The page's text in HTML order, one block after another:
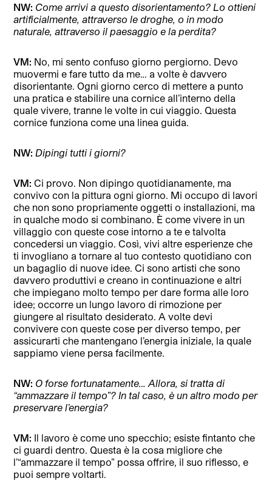
NW: Come arrivi a questo disorientamento? Lo ottieni
artificialmente, attraverso le droghe, o in modo
naturale, attraverso il paesaggio e la perdita?
VM: No, mi sento confuso giorno pergiorno. Devo
muovermi e fare tutto da me… a volte è davvero
disorientante. Ogni giorno cerco di mettere a punto
una pratica e stabilire una cornice all’interno della
quale vivere, tranne le volte in cui viaggio. Questa
cornice funziona come una linea guida.
NW: Dipingi tutti i giorni?
VM: Ci provo. Non dipingo quotidianamente, ma
convivo con la pittura ogni giorno. Mi occupo di lavori
che non sono propriamente oggetti o installazioni, ma
in qualche modo si combinano. È come vivere in un
villaggio con queste cose intorno a te e talvolta
concedersi un viaggio. Così, vivi altre esperienze che
ti invogliano a tornare al tuo contesto quotidiano con
un bagaglio di nuove idee. Ci sono artisti che sono
davvero produttivi e creano in continuazione e altri
che impiegano molto tempo per dare forma alle loro
idee; occorre un lungo lavoro di rimozione per
giungere al risultato desiderato. A volte devi
convivere con queste cose per diverso tempo, per
assicurarti che mantengano l’energia iniziale, la quale
sappiamo viene persa facilmente.
NW: O forse fortunatamente… Allora, si tratta di
“ammazzare il tempo”? In tal caso, è un altro modo per
preservare l’energia?
VM: Il lavoro è come uno specchio; esiste fintanto che
ci guardi dentro. Questa è la cosa migliore che
l’“ammazzare il tempo” possa offrire, il suo riflesso, e
puoi sempre voltarti.